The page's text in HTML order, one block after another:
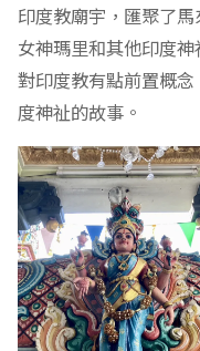
印度教廟宇，匯聚了
女神瑪里和其他印度
對印度教有點前置概
度神祉的故事。